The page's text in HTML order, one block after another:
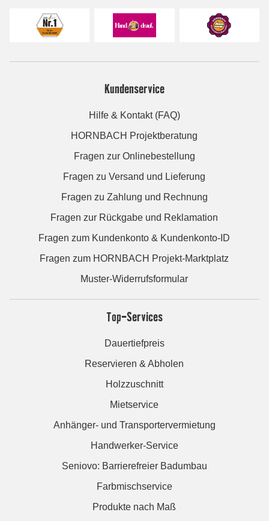
Kundenservice
Hilfe & Kontakt (FAQ)
HORNBACH Projektberatung
Fragen zur Onlinebestellung
Fragen zu Versand und Lieferung
Fragen zu Zahlung und Rechnung
Fragen zur Rückgabe und Reklamation
Fragen zum Kundenkonto & Kundenkonto-ID
Fragen zum HORNBACH Projekt-Marktplatz
Muster-Widerrufsformular
Top-Services
Dauertiefpreis
Reservieren & Abholen
Holzzuschnitt
Mietservice
Anhänger- und Transportervermietung
Handwerker-Service
Seniovo: Barrierefreier Badumbau
Farbmischservice
Produkte nach Maß